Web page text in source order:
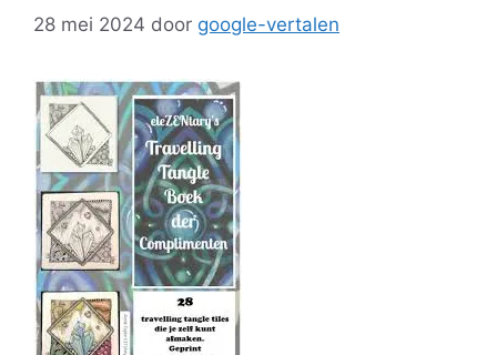
28 mei 2024 door google-vertalen